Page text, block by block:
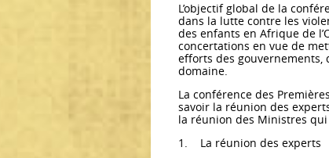
L’objectif global de la
dans la lutte contre les
des enfants en Afrique de
concertations en vue de
efforts des
domaine.
La conférence des
savoir la réunion des
la réunion des Ministres qui
1. La réunion des experts